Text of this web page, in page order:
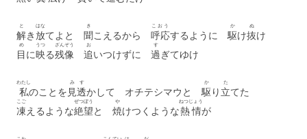
解
と
き 放
はな
てよと 聞
き
こえるから 呼応
こおう
するように駆
か
け抜
ぬ
け
目
め
に映
うつ
る残像
ざんぞう
追
お
いつけずに 過
す
ぎてゆけ
私
わたし
のことを 見
み
透
す
かして オチテシマウと駆
か
り 立
た
てた
凍
こご
えるような絶望
ぜつぼう
と 焼
や
けつくような熱情
ねつじょう
が